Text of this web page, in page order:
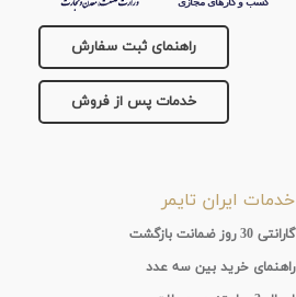
راهنمای ثبت سفارش
خدمات پس از فروش
خدمات ایران تایمر
گارانتی 30 روز ضمانت بازگشت
راهنمای خرید بین سه عدد